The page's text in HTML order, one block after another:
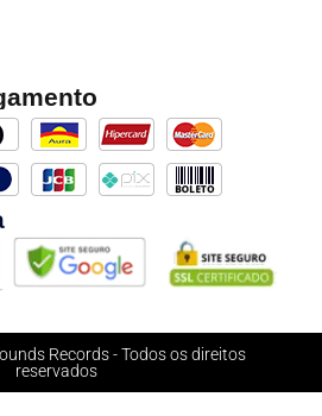
Records - Todos os direitos
reservados